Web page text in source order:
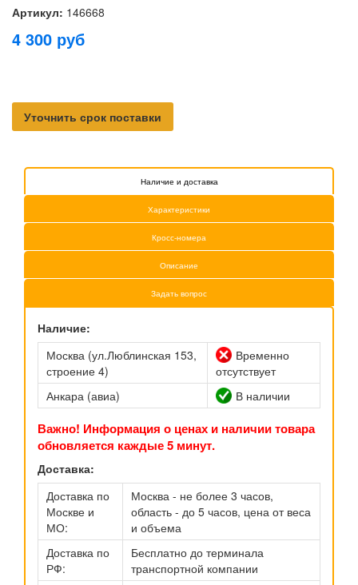
Артикул: 146668
4 300 руб
Уточнить срок поставки
Наличие и доставка
Характеристики
Кросс-номера
Описание
Задать вопрос
Наличие:
Москва (ул.Люблинская 153,
строение 4)
Временно
отсутствует
Анкара (авиа)
В наличии
Важно! Информация о ценах и наличии товара
обновляется каждые 5 минут.
Доставка:
Доставка по
Москве и
МО:
Москва - не более 3 часов,
область - до 5 часов, цена от веса
и объема
Доставка по
РФ:
Бесплатно до терминала
транспортной компании